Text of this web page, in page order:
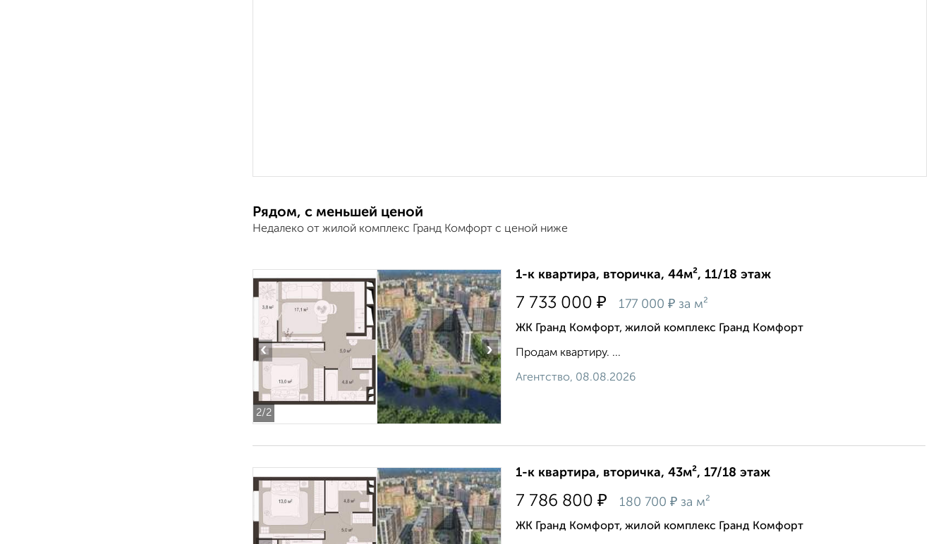
Рядом, с меньшей ценой
Недалеко от жилой комплекс Гранд Комфорт с ценой ниже
2/2
‹ ›
1-к квартира, вторичка, 44м², 11/18 этаж
7 733 000 ₽ 177 000 ₽ за м²
ЖК Гранд Комфорт, жилой комплекс Гранд Комфорт
Продам квартиру. ...
Агентство, 08.08.2026
1-к квартира, вторичка, 43м², 17/18 этаж
7 786 800 ₽ 180 700 ₽ за м²
ЖК Гранд Комфорт, жилой комплекс Гранд Комфорт